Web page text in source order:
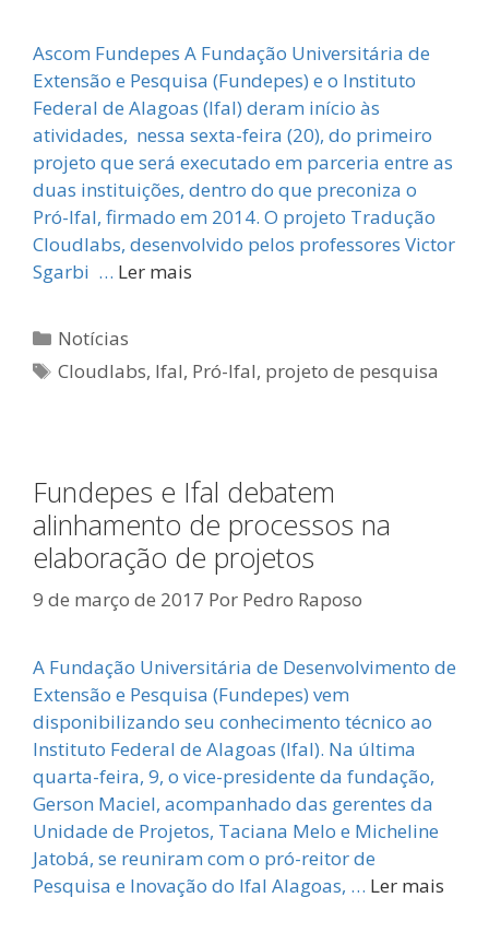
Ascom Fundepes A Fundação Universitária de
Extensão e Pesquisa (Fundepes) e o Instituto
Federal de Alagoas (Ifal) deram início às
atividades, ​ nessa sexta-feira (20), do primeiro
projeto que será executado em parceria entre as
duas instituições, dentro do que preconiza o
Pró-Ifal, firmado em 2014. O projeto Tradução
Cloudlabs, desenvolvido pelos professores Victor
​Sgarbi … Ler mais
Categorias
Notícias
Tags
Cloudlabs, Ifal, Pró-Ifal, projeto de pesquisa
Fundepes e Ifal debatem
alinhamento de processos na
elaboração de projetos
9 de março de 2017 Por Pedro Raposo
A Fundação Universitária de Desenvolvimento de
Extensão e Pesquisa (Fundepes) vem
disponibilizando seu conhecimento técnico ao
Instituto Federal de Alagoas (Ifal). Na última
quarta-feira, 9, o vice-presidente da fundação,
Gerson Maciel, acompanhado das gerentes da
Unidade de Projetos, Taciana Melo e Micheline
Jatobá, se reuniram com o pró-reitor de
Pesquisa e Inovação do Ifal Alagoas, … Ler mais